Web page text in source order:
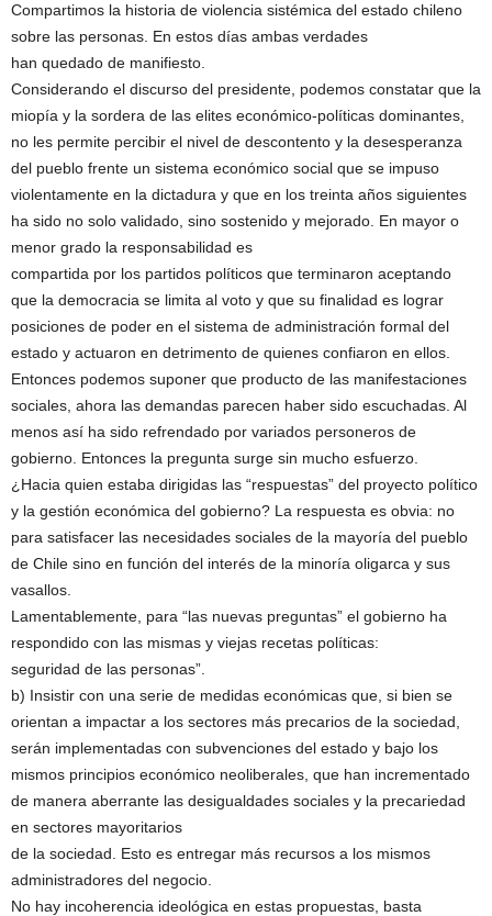
Compartimos la historia de violencia sistémica del estado chileno
sobre las personas. En estos días ambas verdades
han quedado de manifiesto.
Considerando el discurso del presidente, podemos constatar que la
miopía y la sordera de las elites económico-políticas dominantes,
no les permite percibir el nivel de descontento y la desesperanza
del pueblo frente un sistema económico social que se impuso
violentamente en la dictadura y que en los treinta años siguientes
ha sido no solo validado, sino sostenido y mejorado. En mayor o
menor grado la responsabilidad es
compartida por los partidos políticos que terminaron aceptando
que la democracia se limita al voto y que su finalidad es lograr
posiciones de poder en el sistema de administración formal del
estado y actuaron en detrimento de quienes confiaron en ellos.
Entonces podemos suponer que producto de las manifestaciones
sociales, ahora las demandas parecen haber sido escuchadas. Al
menos así ha sido refrendado por variados personeros de
gobierno. Entonces la pregunta surge sin mucho esfuerzo.
¿Hacia quien estaba dirigidas las “respuestas” del proyecto político
y la gestión económica del gobierno? La respuesta es obvia: no
para satisfacer las necesidades sociales de la mayoría del pueblo
de Chile sino en función del interés de la minoría oligarca y sus
vasallos.
Lamentablemente, para “las nuevas preguntas” el gobierno ha
respondido con las mismas y viejas recetas políticas:
seguridad de las personas”.
b) Insistir con una serie de medidas económicas que, si bien se
orientan a impactar a los sectores más precarios de la sociedad,
serán implementadas con subvenciones del estado y bajo los
mismos principios económico neoliberales, que han incrementado
de manera aberrante las desigualdades sociales y la precariedad
en sectores mayoritarios
de la sociedad. Esto es entregar más recursos a los mismos
administradores del negocio.
No hay incoherencia ideológica en estas propuestas, basta